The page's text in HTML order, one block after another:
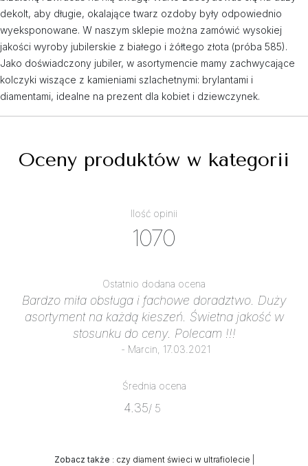
dekolt, aby długie, okalające twarz ozdoby były odpowiednio
wyeksponowane. W naszym sklepie można zamówić wysokiej
jakości wyroby jubilerskie z białego i żółtego złota (próba 585).
Jako doświadczony jubiler, w asortymencie mamy zachwycające
kolczyki wiszące z kamieniami szlachetnymi: brylantami i
diamentami, idealne na prezent dla kobiet i dziewczynek.
Oceny produktów w kategorii
Ilość opinii
1070
Ostatnio dodana ocena
Bardzo miła obsługa i fachowe doradztwo. Duży
asortyment na każdą kieszeń. Świetna jakość w
stosunku do ceny. Polecam !!!
- Marcin, 17.03.2021
Średnia ocena
4.35/ 5
Zobacz także : czy diament świeci w ultrafiolecie